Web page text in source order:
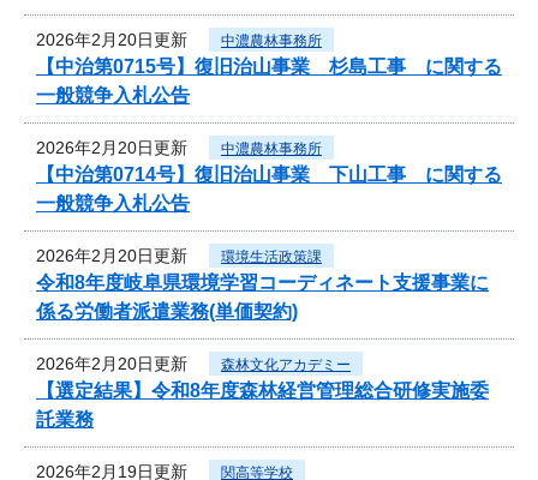
2026年2月20日更新 中濃農林事務所
【中治第0715号】復旧治山事業 杉島工事 に関する
一般競争入札公告
2026年2月20日更新 中濃農林事務所
【中治第0714号】復旧治山事業 下山工事 に関する
一般競争入札公告
2026年2月20日更新 環境生活政策課
令和8年度岐阜県環境学習コーディネート支援事業に
係る労働者派遣業務(単価契約)
2026年2月20日更新 森林文化アカデミー
【選定結果】令和8年度森林経営管理総合研修実施委
託業務
2026年2月19日更新 関高等学校